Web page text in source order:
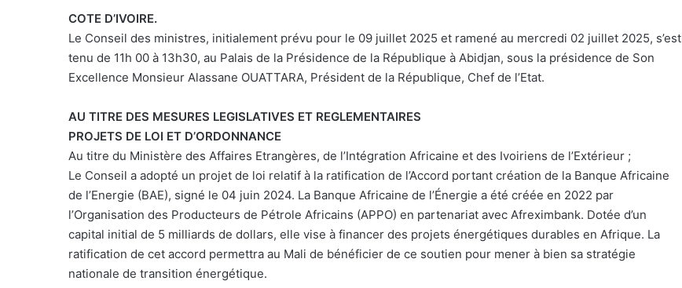
COTE D’IVOIRE.
Le Conseil des ministres, initialement prévu pour le 09 juillet 2025 et ramené au mercredi 02 juillet 2025, s’est
tenu de 11h 00 à 13h30, au Palais de la Présidence de la République à Abidjan, sous la présidence de Son
Excellence Monsieur Alassane OUATTARA, Président de la République, Chef de l’Etat.
AU TITRE DES MESURES LEGISLATIVES ET REGLEMENTAIRES
PROJETS DE LOI ET D’ORDONNANCE
Au titre du Ministère des Affaires Etrangères, de l’Intégration Africaine et des Ivoiriens de l’Extérieur ;
Le Conseil a adopté un projet de loi relatif à la ratification de l’Accord portant création de la Banque Africaine
de l’Energie (BAE), signé le 04 juin 2024. La Banque Africaine de l’Énergie a été créée en 2022 par
l’Organisation des Producteurs de Pétrole Africains (APPO) en partenariat avec Afreximbank. Dotée d’un
capital initial de 5 milliards de dollars, elle vise à financer des projets énergétiques durables en Afrique. La
ratification de cet accord permettra au Mali de bénéficier de ce soutien pour mener à bien sa stratégie
nationale de transition énergétique.